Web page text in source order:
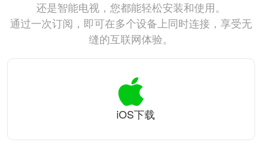
还是智能电视，您都能轻松安装和使用。
通过一次订阅，即可在多个设备上同时连接，享受无
缝的互联网体验。
iOS下载